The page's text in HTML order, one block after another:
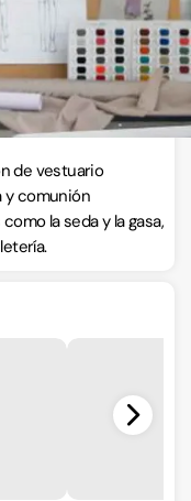
de vestuario
y comunión
la seda y la gasa,